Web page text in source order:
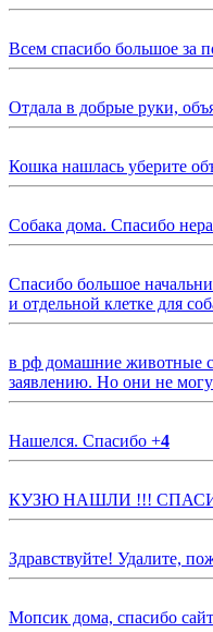
Всем спасибо большое за
Отдала в добрые руки,
Кошка нашлась уберите
Собака дома. Спасибо
Спасибо большое
и отдельной клетке для
в рф домашние животные
заявлению. Но они не
Нашелся. Спасибо +4
КУЗЮ НАШЛИ !!!
Здравствуйте! Удалите,
Мопсик дома, спасибо